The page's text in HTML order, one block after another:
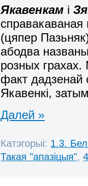
Якавенкам і
справакаваная
(цяпер
абодва
розных
факт дадзенай
Якавенкі,
Далей »
Катэгорыі: 1.3.
Такая "апазіцыя",